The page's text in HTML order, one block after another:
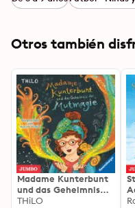
Otros también
Madame Kunterbunt
und das Geheimnis
der Mutmagie [Band 1]
THiLO